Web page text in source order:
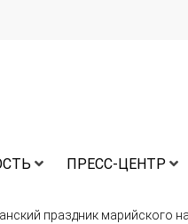
ПРЕСС-ЦЕНТР
праздник марийского